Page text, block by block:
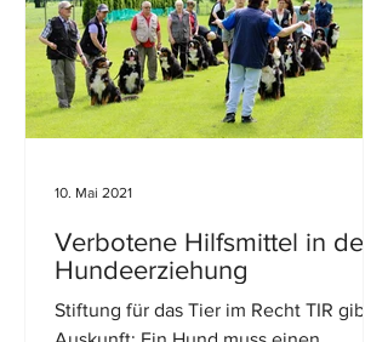
Verbotene Hilfsmittel in der
Hundeerziehung
Stiftung für das Tier im Recht TIR gibt
10. Mai 2021